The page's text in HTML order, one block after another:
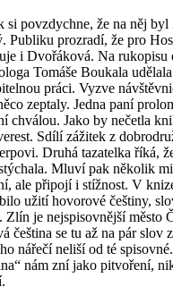
si povzdychne, že na něj
Publiku prozradí, že pro
i Dvořáková. Na rukopisu
Tomáše Boukala udělala
práci. Vyzve
zeptaly. Jedna paní
chválou. Jako by nečetla
Sdílí zážitek z
Druhá tazatelka říká,
Mluví pak několik
ale připojí i stížnost. V
užití hovorové češtiny,
Zlín je nejspisovnější město
čeština se tu až na pár slov z
nářečí neliší od té spisovné.
nám zní jako pitvoření,